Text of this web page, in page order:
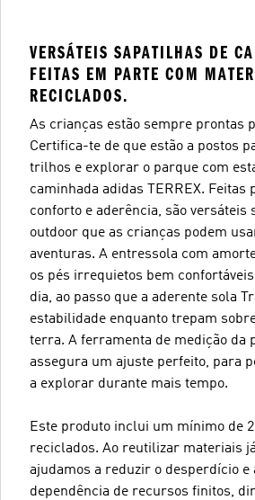
VERSÁTEIS SAPATILHAS DE
FEITAS EM PARTE COM
RECICLADOS.
As crianças estão sempre prontas
Certifica-te de que estão a postos
trilhos e explorar o parque com
caminhada adidas TERREX. Feitas
conforto e aderência, são versáteis
outdoor que as crianças podem
aventuras. A entressola com
os pés irrequietos bem
dia, ao passo que a aderente sola
estabilidade enquanto trepam
terra. A ferramenta de medição da
assegura um ajuste perfeito, para
a explorar durante mais tempo.
Este produto inclui um mínimo de
reciclados. Ao reutilizar materiais
ajudamos a reduzir o desperdício e
dependência de recursos finitos,